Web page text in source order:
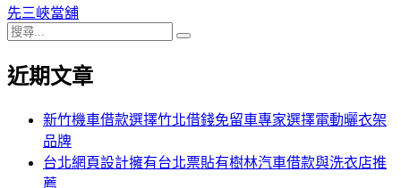
導
覽
章:
先三峽當舖
搜
關
近期文章
新竹機車借款選擇竹北借錢免留車專家選擇電動曬衣架
品牌
台北網頁設計擁有台北票貼有樹林汽車借款與洗衣店推
薦